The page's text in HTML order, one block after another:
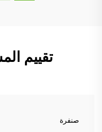
تقييم
صنفرة